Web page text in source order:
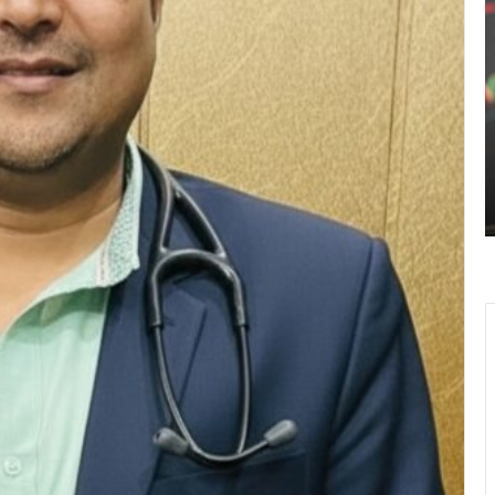
ने
$60,000
के
नीचे
गिरने
से
मुश्किल
से
बचते
निचले
स्तरों
से
उबरने
कोशिश
की
है।
February 6, 2026
बिटकॉइन ने $60,000 के नीचे गिरने से
मुश्किल से बचते हुए निचले स्तरों से उबरने
की कोशिश की है।
ने